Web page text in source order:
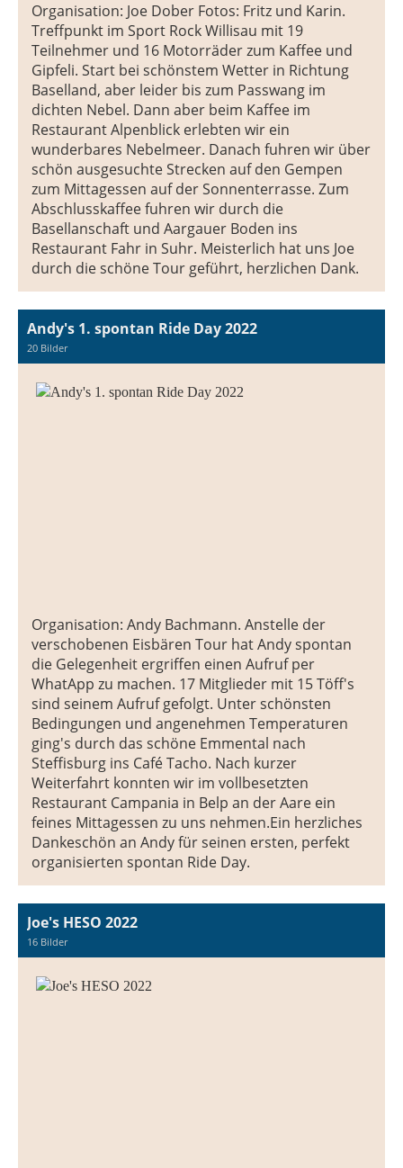
Organisation: Joe Dober Fotos: Fritz und Karin.
Treffpunkt im Sport Rock Willisau mit 19
Teilnehmer und 16 Motorräder zum Kaffee und
Gipfeli. Start bei schönstem Wetter in Richtung
Baselland, aber leider bis zum Passwang im
dichten Nebel. Dann aber beim Kaffee im
Restaurant Alpenblick erlebten wir ein
wunderbares Nebelmeer. Danach fuhren wir über
schön ausgesuchte Strecken auf den Gempen
zum Mittagessen auf der Sonnenterrasse. Zum
Abschlusskaffee fuhren wir durch die
Basellanschaft und Aargauer Boden ins
Restaurant Fahr in Suhr. Meisterlich hat uns Joe
durch die schöne Tour geführt, herzlichen Dank.
Andy's 1. spontan Ride Day 2022
20 Bilder
Organisation: Andy Bachmann. Anstelle der
verschobenen Eisbären Tour hat Andy spontan
die Gelegenheit ergriffen einen Aufruf per
WhatApp zu machen. 17 Mitglieder mit 15 Töff's
sind seinem Aufruf gefolgt. Unter schönsten
Bedingungen und angenehmen Temperaturen
ging's durch das schöne Emmental nach
Steffisburg ins Café Tacho. Nach kurzer
Weiterfahrt konnten wir im vollbesetzten
Restaurant Campania in Belp an der Aare ein
feines Mittagessen zu uns nehmen.Ein herzliches
Dankeschön an Andy für seinen ersten, perfekt
organisierten spontan Ride Day.
Joe's HESO 2022
16 Bilder